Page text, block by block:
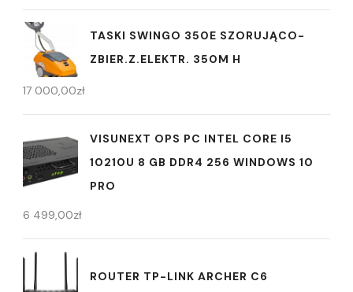
TASKI SWINGO 350E SZORUJĄCO-
ZBIER.Z.ELEKTR. 350M H
17 000,00zł
VISUNEXT OPS PC INTEL CORE I5
10210U 8 GB DDR4 256 WINDOWS 10
PRO
6 499,00zł
ROUTER TP-LINK ARCHER C6